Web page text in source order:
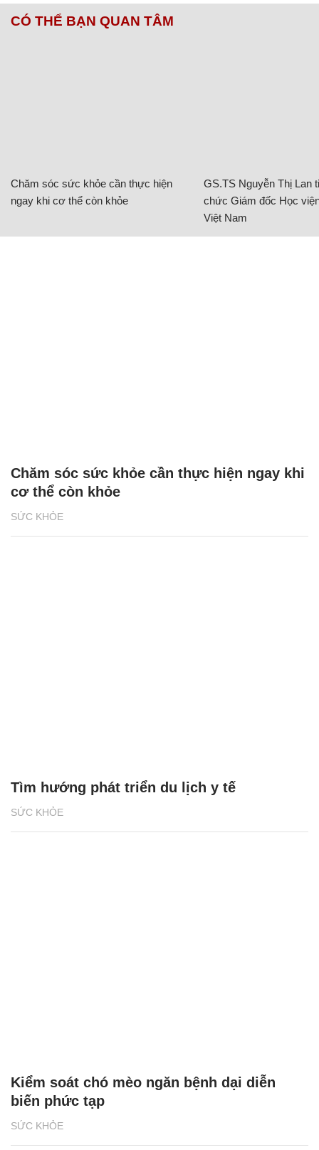
CÓ THỂ BẠN QUAN TÂM
Chăm sóc sức khỏe cần thực hiện
ngay khi cơ thể còn khỏe
GS.TS Nguyễn Thị Lan
chức Giám đốc Học
Việt Nam
SỨC KHỎE
Chăm sóc sức khỏe cần thực hiện ngay khi
cơ thể còn khỏe
SỨC KHỎE
Tìm hướng phát triển du lịch y tế
SỨC KHỎE
Kiểm soát chó mèo ngăn bệnh dại diễn
biến phức tạp